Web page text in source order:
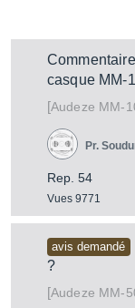
casque MM-
[Audeze MM-
Rep. 54
Vues 9771
Pr.
avis demandé
?
[Audeze MM-